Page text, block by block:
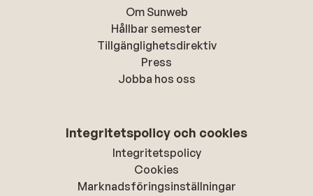
Om Sunweb
Hållbar semester
Tillgänglighetsdirektiv
Press
Jobba hos oss
Integritetspolicy och cookies
Integritetspolicy
Cookies
Marknadsföringsinställningar